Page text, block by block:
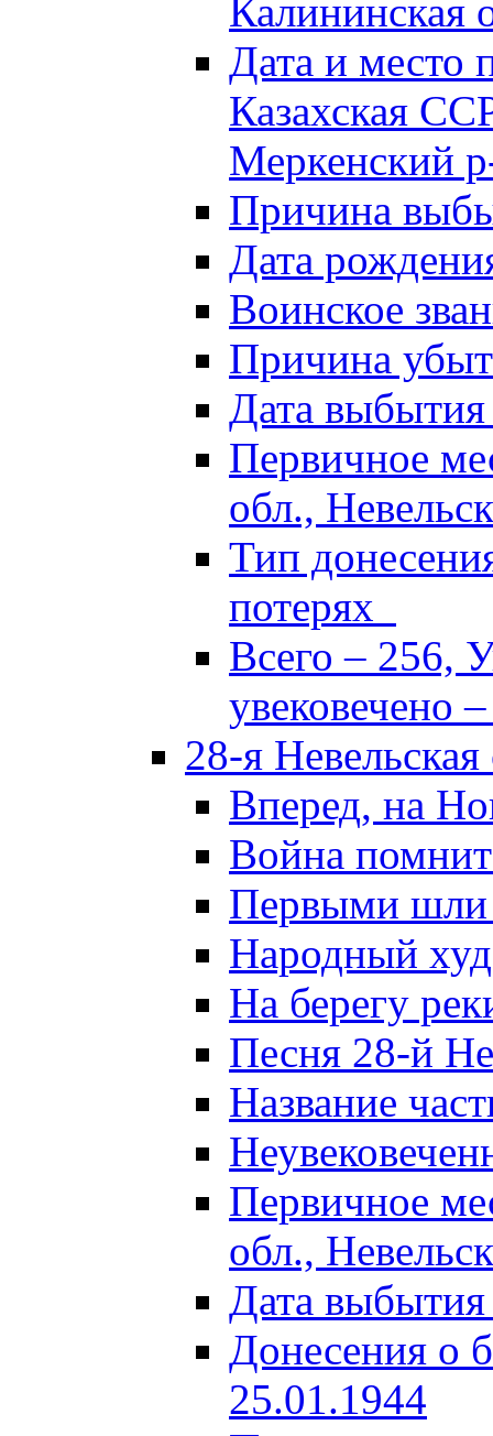
Калининская
Дата и
Казахская
Меркенский
Причина
Дата
Воинское
Причина
Дата
Первичное
обл.,
Тип
потерях
Всего – 256,
увековечено
28-я Невельская
Вперед, на
Война
Первыми шли
Народный
На берегу
Песня 28-й
Название
Первичное
обл.,
Дата
Донесения о
25.01.1944